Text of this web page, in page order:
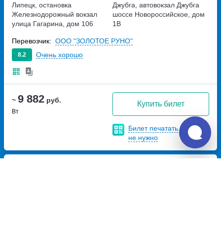
~ 9 882 руб.
Вт
Купить билет
Билет печатать
не нужно
Липецк, остановка
Железнодорожный вокзал
улица Гагарина, дом 106
Джубга, автовокзал Джубга
шоссе Новороссийское, дом
1В
8.2 Очень хорошо
Перевозчик: ООО "ЗОЛОТОЕ РУНО"